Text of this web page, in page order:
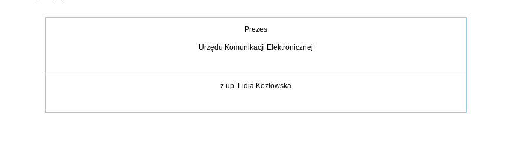
Prezes
Urzędu Komunikacji Elektronicznej
z up. Lidia Kozłowska